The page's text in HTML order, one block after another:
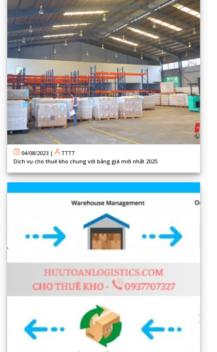
04/08/2023 |
TTTT
Dịch vụ cho thuê kho chung với bảng giá mới nhất 2025